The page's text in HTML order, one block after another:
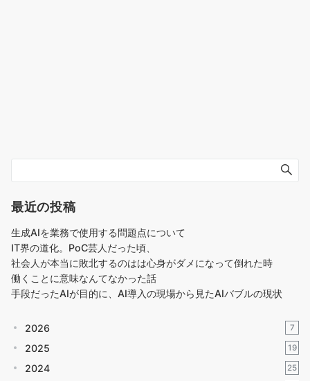
最近の投稿
生成AIを業務で使用する問題点について
IT界の道化。PoC芸人だった頃、
社会人が本当に敗北するのはは心身がダメになって倒れた時
働くことに意味なんてなかった話
手段だったAIが目的に、AI導入の現場から見たAIバブルの現状
2026 7
2025 19
2024 25